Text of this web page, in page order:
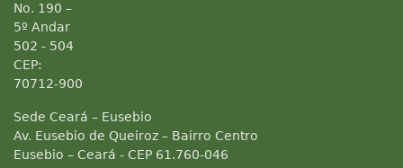
No. 190 –
5º Andar
502 - 504
CEP:
70712-900
Sede Ceará – Eusebio
Av. Eusebio de Queiroz – Bairro Centro
Eusebio – Ceará - CEP 61.760-046